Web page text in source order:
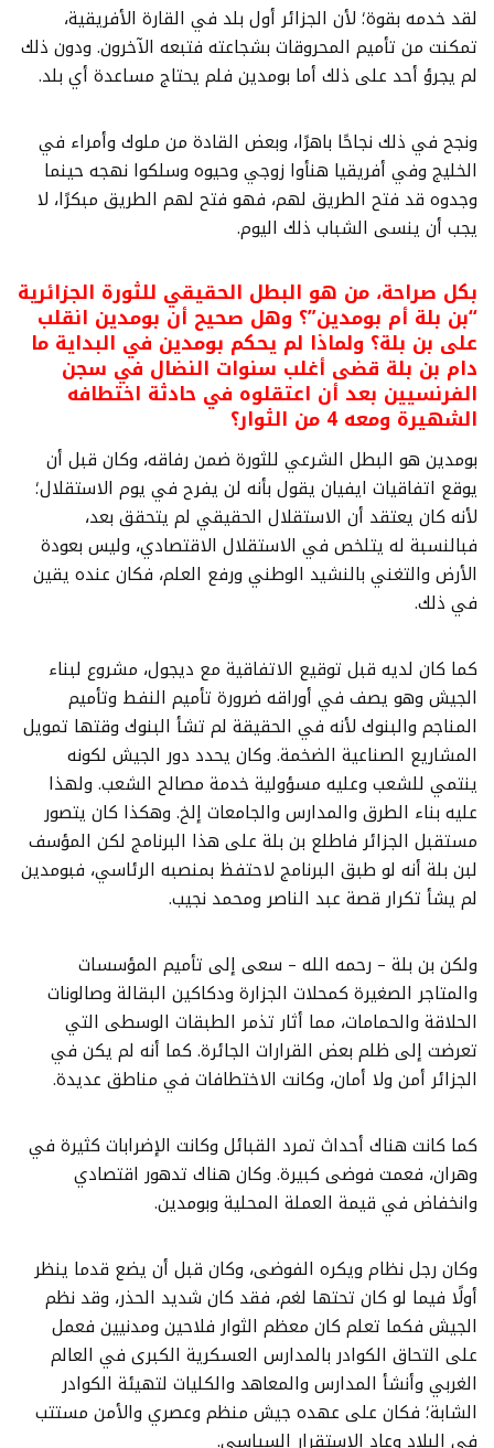
لقد خدمه بقوة؛ لأن الجزائر أول بلد في القارة الأفريقية،
تمكنت من تأميم المحروقات بشجاعته فتبعه الآخرون. ودون ذلك
لم يجرؤ أحد على ذلك أما بومدين فلم يحتاج مساعدة أي بلد.
ونجح في ذلك نجاحًا باهرًا، وبعض القادة من ملوك وأمراء في
الخليج وفي أفريقيا هنأوا زوجي وحيوه وسلكوا نهجه حينما
وجدوه قد فتح الطريق لهم، فهو فتح لهم الطريق مبكرًا، لا
يجب أن ينسى الشباب ذلك اليوم.
بكل صراحة، من هو البطل الحقيقي للثورة الجزائرية
“بن بلة أم بومدين”؟ وهل صحيح أن بومدين انقلب
على بن بلة؟ ولماذا لم يحكم بومدين في البداية ما
دام بن بلة قضى أغلب سنوات النضال في سجن
الفرنسيين بعد أن اعتقلوه في حادثة اختطافه
الشهيرة ومعه 4 من الثوار؟
بومدين هو البطل الشرعي للثورة ضمن رفاقه، وكان قبل أن
يوقع اتفاقيات ايفيان يقول بأنه لن يفرح في يوم الاستقلال؛
لأنه كان يعتقد أن الاستقلال الحقيقي لم يتحقق بعد،
فبالنسبة له يتلخص في الاستقلال الاقتصادي، وليس بعودة
الأرض والتغني بالنشيد الوطني ورفع العلم، فكان عنده يقين
في ذلك.
كما كان لديه قبل توقيع الاتفاقية مع ديجول، مشروع لبناء
الجيش وهو يصف في أوراقه ضرورة تأميم النفط وتأميم
المناجم والبنوك لأنه في الحقيقة لم تشأ البنوك وقتها تمويل
المشاريع الصناعية الضخمة. وكان يحدد دور الجيش لكونه
ينتمي للشعب وعليه مسؤولية خدمة مصالح الشعب. ولهذا
عليه بناء الطرق والمدارس والجامعات إلخ. وهكذا كان يتصور
مستقبل الجزائر فاطلع بن بلة على هذا البرنامج لكن المؤسف
لبن بلة أنه لو طبق البرنامج لاحتفظ بمنصبه الرئاسي، فبومدين
لم يشأ تكرار قصة عبد الناصر ومحمد نجيب.
ولكن بن بلة – رحمه الله – سعى إلى تأميم المؤسسات
والمتاجر الصغيرة كمحلات الجزارة ودكاكين البقالة وصالونات
الحلاقة والحمامات، مما أثار تذمر الطبقات الوسطى التي
تعرضت إلى ظلم بعض القرارات الجائرة. كما أنه لم يكن في
الجزائر أمن ولا أمان، وكانت الاختطافات في مناطق عديدة.
كما كانت هناك أحداث تمرد القبائل وكانت الإضرابات كثيرة في
وهران، فعمت فوضى كبيرة. وكان هناك تدهور اقتصادي
وانخفاض في قيمة العملة المحلية وبومدين.
وكان رجل نظام ويكره الفوضى، وكان قبل أن يضع قدما ينظر
أولًا فيما لو كان تحتها لغم، فقد كان شديد الحذر، وقد نظم
الجيش فكما تعلم كان معظم الثوار فلاحين ومدنيين فعمل
على التحاق الكوادر بالمدارس العسكرية الكبرى في العالم
الغربي وأنشأ المدارس والمعاهد والكليات لتهيئة الكوادر
الشابة؛ فكان على عهده جيش منظم وعصري والأمن مستتب
في البلاد وعاد الاستقرار السياسي.